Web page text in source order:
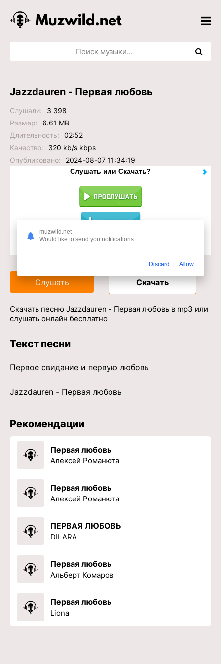
Jazzdauren - Первая любовь
Слушали:
3 398
Размер:
6.61 MB
Длительность:
02:52
Качество:
320 kb/s kbps
Опубликовано:
2024-08-07 11:34:19
Слушать или Скачать?
Слушать Скачать
Скачать песню Jazzdauren - Первая любовь в mp3 или
слушать онлайн бесплатно
Текст песни
Первое свидание и первую любовь
Jazzdauren - Первая любовь
Рекомендации
Первая любовь
Алексей Романюта
Первая любовь
Алексей Романюта
ПЕРВАЯ ЛЮБОВЬ
DILARA
Первая любовь
Альберт Комаров
Первая любовь
Liona
muzwild.net
Would like to send you notifications
Discard Allow